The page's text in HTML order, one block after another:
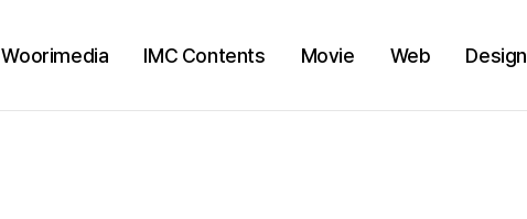
Woorimedia IMC Contents Movie Web Design